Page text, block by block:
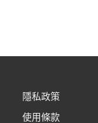
隱私政策
使用條款